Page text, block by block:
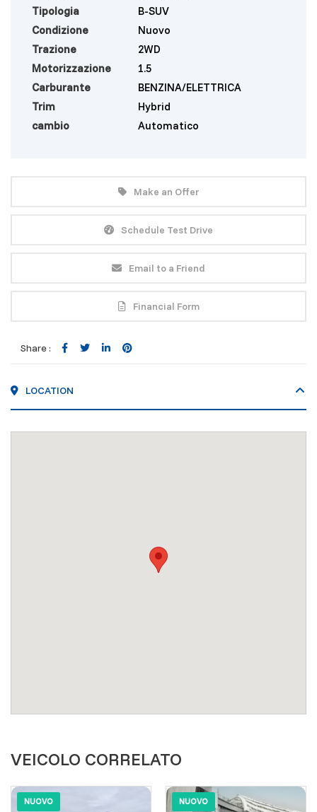
Tipologia
B-SUV
Condizione
Nuovo
Trazione
2WD
Motorizzazione
1.5
Carburante
BENZINA/ELETTRICA
Trim
Hybrid
cambio
Automatico
Make an Offer
Schedule Test Drive
Email to a Friend
Financial Form
Share :
LOCATION
VEICOLO CORRELATO
NUOVO NUOVO